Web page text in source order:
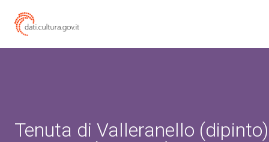
Tenuta di Valleranello